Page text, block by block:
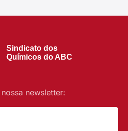
Sindicato dos
Químicos do ABC
newsletter: